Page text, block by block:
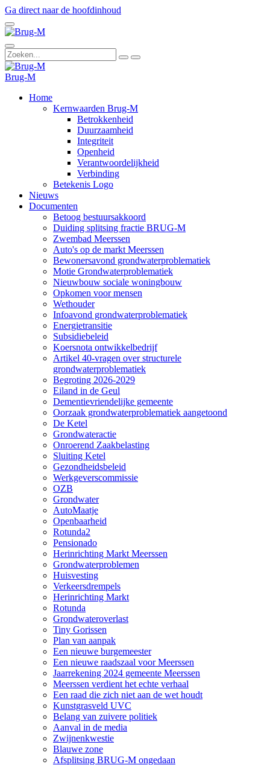
Ga direct naar de hoofdinhoud
Brug-M
Home
Kernwaarden Brug-M
Betrokkenheid
Duurzaamheid
Integriteit
Openheid
Verantwoordelijkheid
Verbinding
Betekenis Logo
Nieuws
Documenten
Betoog bestuursakkoord
Duiding splitsing fractie BRUG-M
Zwembad Meerssen
Auto's op de markt Meerssen
Bewonersavond grondwaterproblematiek
Motie Grondwaterproblematiek
Nieuwbouw sociale woningbouw
Opkomen voor mensen
Wethouder
Infoavond grondwaterproblematiek
Energietransitie
Subsidiebeleid
Koersnota ontwikkelbedrijf
Artikel 40-vragen over structurele
grondwaterproblematiek
Begroting 2026-2029
Eiland in de Geul
Dementievriendelijke gemeente
Oorzaak grondwaterproblematiek aangetoond
De Ketel
Grondwateractie
Onroerend Zaakbelasting
Sluiting Ketel
Gezondheidsbeleid
Werkgeverscommissie
OZB
Grondwater
AutoMaatje
Openbaarheid
Rotunda2
Pensionado
Herinrichting Markt Meerssen
Grondwaterproblemen
Huisvesting
Verkeersdrempels
Herinrichting Markt
Rotunda
Grondwateroverlast
Tiny Gorissen
Plan van aanpak
Een nieuwe burgemeester
Een nieuwe raadszaal voor Meerssen
Jaarrekening 2024 gemeente Meerssen
Meerssen verdient het echte verhaal
Een raad die zich niet aan de wet houdt
Kunstgrasveld UVC
Belang van zuivere politiek
Aanval in de media
Zwijnenkwestie
Blauwe zone
Afsplitsing BRUG-M ongedaan